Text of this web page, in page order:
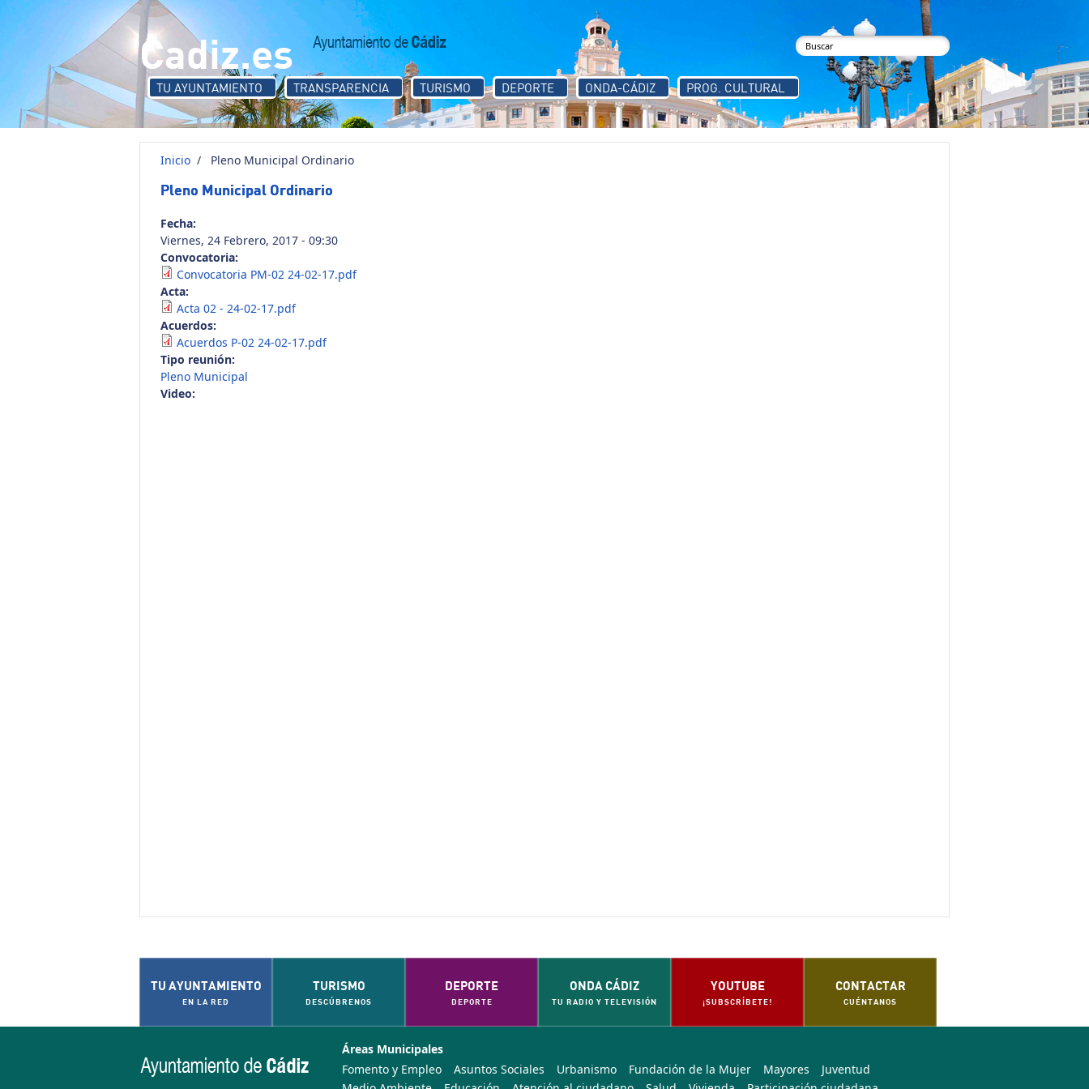
Pasar al contenido principal
Cadiz.es Formulario de búsqueda
TU AYUNTAMIENTO TRANSPARENCIA TURISMO DEPORTE ONDA-CÁDIZ PROG. CULTURAL
Inicio / Pleno Municipal Ordinario
Pleno Municipal Ordinario
Fecha:
Viernes, 24 Febrero, 2017 - 09:30
Convocatoria:
Convocatoria PM-02 24-02-17.pdf
Acta:
Acta 02 - 24-02-17.pdf
Acuerdos:
Acuerdos P-02 24-02-17.pdf
Tipo reunión:
Pleno Municipal
Video:
TU AYUNTAMIENTO
EN LA RED
TURISMO
DESCÚBRENOS
DEPORTE
DEPORTE
ONDA CÁDIZ
TU RADIO Y TELEVISIÓN
YOUTUBE
¡SUBSCRÍBETE!
CONTACTAR
CUÉNTANOS
Áreas Municipales
Fomento y Empleo
Asuntos Sociales Urbanismo Fundación de la Mujer Mayores
Juventud